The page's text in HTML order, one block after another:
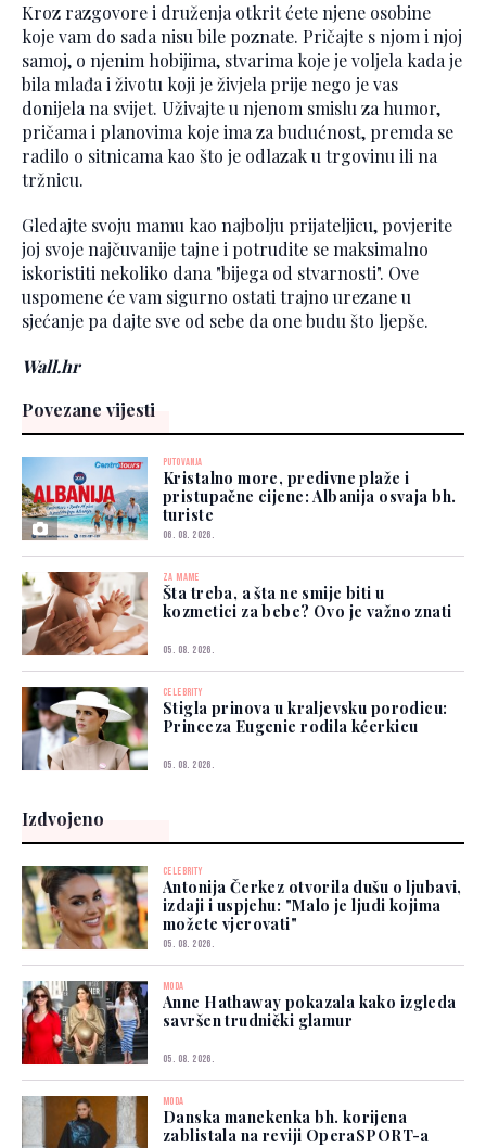
Kroz razgovore i druženja otkrit ćete njene osobine
koje vam do sada nisu bile poznate. Pričajte s njom i njoj
samoj, o njenim hobijima, stvarima koje je voljela kada je
bila mlađa i životu koji je živjela prije nego je vas
donijela na svijet. Uživajte u njenom smislu za humor,
pričama i planovima koje ima za budućnost, premda se
radilo o sitnicama kao što je odlazak u trgovinu ili na
tržnicu.
Gledajte svoju mamu kao najbolju prijateljicu, povjerite
joj svoje najčuvanije tajne i potrudite se maksimalno
iskoristiti nekoliko dana "bijega od stvarnosti". Ove
uspomene će vam sigurno ostati trajno urezane u
sjećanje pa dajte sve od sebe da one budu što ljepše.
Wall.hr
Povezane vijesti
PUTOVANJA
Kristalno more, predivne plaže i
pristupačne cijene: Albanija osvaja bh.
turiste
06. 08. 2026.
ZA MAME
Šta treba, a šta ne smije biti u
kozmetici za bebe? Ovo je važno znati
05. 08. 2026.
CELEBRITY
Stigla prinova u kraljevsku porodicu:
Princeza Eugenie rodila kćerkicu
05. 08. 2026.
Izdvojeno
CELEBRITY
Antonija Čerkez otvorila dušu o ljubavi,
izdaji i uspjehu: "Malo je ljudi kojima
možete vjerovati"
05. 08. 2026.
MODA
Anne Hathaway pokazala kako izgleda
savršen trudnički glamur
05. 08. 2026.
MODA
Danska manekenka bh. korijena
zablistala na reviji OperaSPORT-a